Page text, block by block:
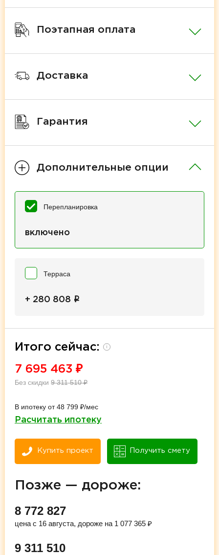
Поэтапная оплата
Доставка
Гарантия
Дополнительные опции
Перепланировка
включено
Терраса
+ 280 808 i
Итого сейчас: i
7 695 463 ₽
Без скидки 9 311 510₽
В ипотеку от 48 799 ₽/мес
Расчитать ипотеку
Купить проект Получить смету
Позже — дороже:
8 772 827
цена с 16 августа, дороже на 1 077 365 ₽
9 311 510